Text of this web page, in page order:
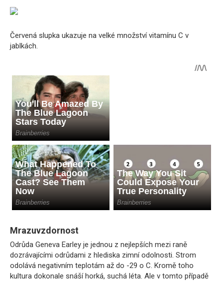
Červená slupka ukazuje na velké množství vitamínu C v
jablkách.
Mrazuvzdornost
Odrůda Geneva Earley je jednou z nejlepších mezi raně
dozrávajícími odrůdami z hlediska zimní odolnosti. Strom
odolává negativním teplotám až do -29 o C. Kromě toho
kultura dokonale snáší horká, suchá léta. Ale v tomto případě